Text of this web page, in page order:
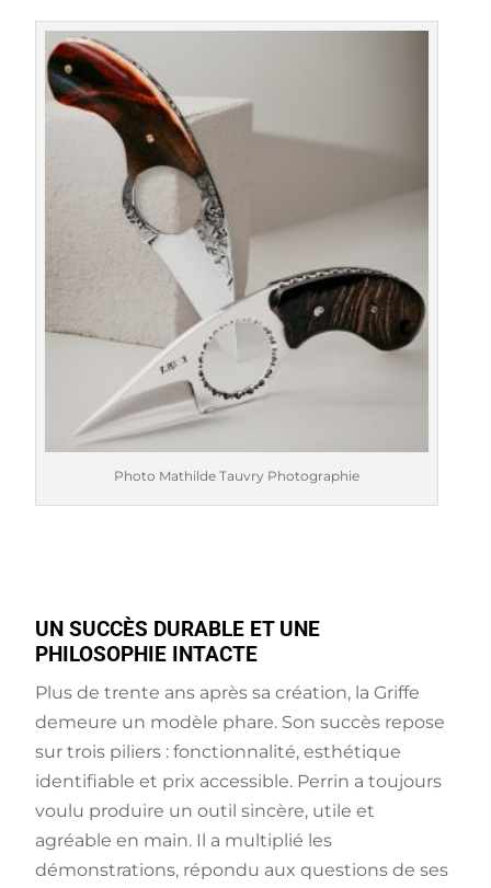
Photo Mathilde Tauvry Photographie
UN SUCCÈS DURABLE ET UNE
PHILOSOPHIE INTACTE
Plus de trente ans après sa création, la Griffe
demeure un modèle phare. Son succès repose
sur trois piliers : fonctionnalité, esthétique
identifiable et prix accessible. Perrin a toujours
voulu produire un outil sincère, utile et
agréable en main. Il a multiplié les
démonstrations, répondu aux questions de ses